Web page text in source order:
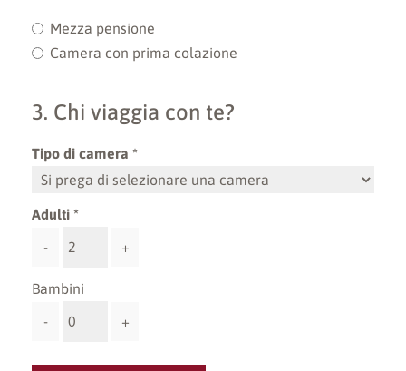
Mezza pensione
Camera con prima colazione
3. Chi viaggia con te?
Tipo di camera
Adulti
-
+
Bambini
-
+